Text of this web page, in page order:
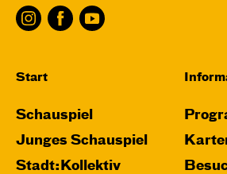
Start
Schauspiel
Junges Schauspiel
Stadt:Kollektiv